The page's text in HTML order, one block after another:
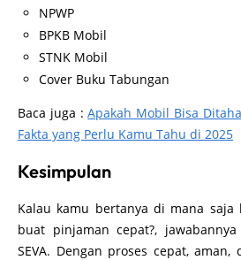
NPWP
BPKB Mobil
STNK Mobil
Cover Buku Tabungan
Baca juga :Apakah Mobil Bisa
Fakta yang Perlu Kamu Tahu di 2025
Kesimpulan
Kalau kamu bertanya di mana saja
buat pinjaman cepat?,
SEVA. Dengan proses cepat,